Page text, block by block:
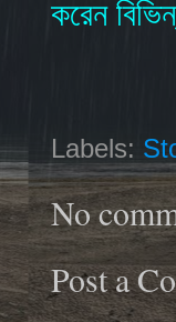
করেন
Labels:
No
Post a